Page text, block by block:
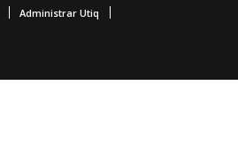
Administrar Utiq